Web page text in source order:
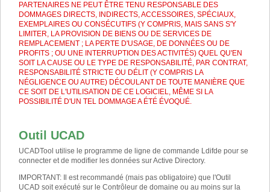
PARTENAIRES NE PEUT ÊTRE TENU RESPONSABLE DES
DOMMAGES DIRECTS, INDIRECTS, ACCESSOIRES, SPÉCIAUX,
EXEMPLAIRES OU CONSÉCUTIFS (Y COMPRIS, MAIS SANS S'Y
LIMITER, LA PROVISION DE BIENS OU DE SERVICES DE
REMPLACEMENT ; LA PERTE D'USAGE, DE DONNÉES OU DE
PROFITS ; OU UNE INTERRUPTION DES ACTIVITÉS) QUEL QU'EN
SOIT LA CAUSE OU LE TYPE DE RESPONSABILITÉ, PAR CONTRAT,
RESPONSABILITÉ STRICTE OU DÉLIT (Y COMPRIS LA
NÉGLIGENCE OU AUTRE) DÉCOULANT DE TOUTE MANIÈRE QUE
CE SOIT DE L'UTILISATION DE CE LOGICIEL, MÊME SI LA
POSSIBILITÉ D'UN TEL DOMMAGE A ÉTÉ ÉVOQUÉ.
Outil UCAD
UCADTool utilise le programme de ligne de commande Ldifde pour se
connecter et de modifier les données sur Active Directory.
IMPORTANT: Il est recommandé (mais pas obligatoire) que l'Outil
UCAD soit exécuté sur le Contrôleur de domaine ou au moins sur la